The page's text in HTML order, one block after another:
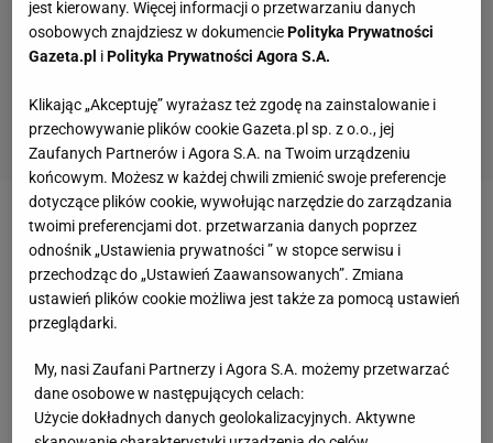
Zobacz wideoTo dlatego Lewandowski nie pojawił
się na konferencji
Nie je, przeprasza, choć nadziei praktycznie nie ma
Przypomnijmy, że Daniel Alves został osadzony w
jednym z katalońskich aresztów za potencjalny
jest kierowany. Więcej informacji o przetwarzaniu danych
osobowych znajdziesz w dokumenciePolityka Prywatności
Gazeta.pl iPolityka Prywatności Agora S.A.
Klikając „Akceptuję” wyrażasz też zgodę na zainstalowanie i
przechowywanie plików cookie Gazeta.pl sp. z o.o., jej
Zaufanych Partnerów i Agora S.A. na Twoim urządzeniu
końcowym. Możesz w każdej chwili zmienić swoje preferencje
dotyczące plików cookie, wywołując narzędzie do zarządzania
twoimi preferencjami dot. przetwarzania danych poprzez
odnośnik „Ustawienia prywatności ” w stopce serwisu i
przechodząc do „Ustawień Zaawansowanych”. Zmiana
ustawień plików cookie możliwa jest także za pomocą ustawień
przeglądarki.
My, nasi Zaufani Partnerzy i Agora S.A. możemy przetwarzać
dane osobowe w następujących celach:
Użycie dokładnych danych geolokalizacyjnych. Aktywne